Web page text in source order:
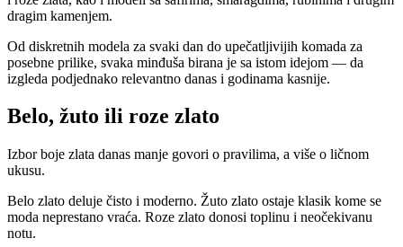
dragim kamenjem.
Od diskretnih modela za svaki dan do upečatljivijih komada za
posebne prilike, svaka minđuša birana je sa istom idejom — da
izgleda podjednako relevantno danas i godinama kasnije.
Belo, žuto ili roze zlato
Izbor boje zlata danas manje govori o pravilima, a više o ličnom
ukusu.
Belo zlato deluje čisto i moderno. Žuto zlato ostaje klasik kome se
moda neprestano vraća. Roze zlato donosi toplinu i neočekivanu
notu.